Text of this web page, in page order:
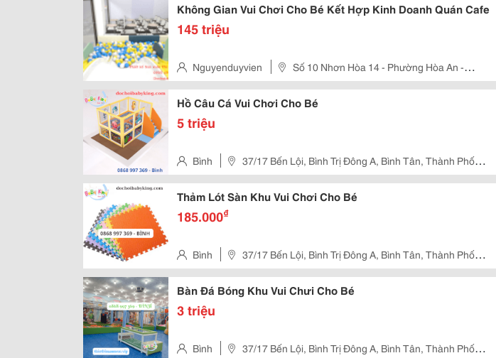
Không Gian Vui Chơi Cho Bé Kết Hợp Kinh Doanh Quán Cafe
145 triệu
Nguyenduyvien
Số 10 Nhơn Hòa 14 - Phường Hòa An -
Quận Cẩm Lệ - Tp Đà Nãng
Hồ Câu Cá Vui Chơi Cho Bé
5 triệu
Bình
37/17 Bến Lội, Bình Trị Đông A, Bình Tân, Thành Phố
Hồ Chí Minh
Thảm Lót Sàn Khu Vui Chơi Cho Bé
185.000₫
Bình
37/17 Bến Lội, Bình Trị Đông A, Bình Tân, Thành Phố
Hồ Chí Minh
Bàn Đá Bóng Khu Vui Chưi Cho Bé
3 triệu
Bình
37/17 Bến Lội, Bình Trị Đông A, Bình Tân, Thành Phố